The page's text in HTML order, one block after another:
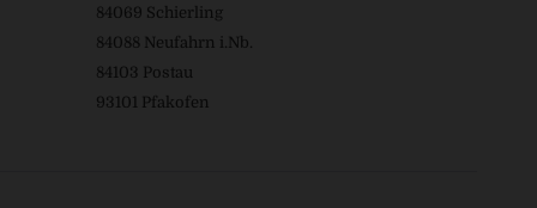
84069 Schierling
84088 Neufahrn i.Nb.
84103 Postau
93101 Pfakofen